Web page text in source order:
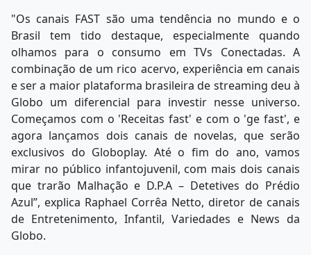
"Os canais FAST são uma tendência no mundo e o
Brasil tem tido destaque, especialmente quando
olhamos para o consumo em TVs Conectadas. A
combinação de um rico acervo, experiência em canais
e ser a maior plataforma brasileira de streaming deu à
Globo um diferencial para investir nesse universo.
Começamos com o 'Receitas fast' e com o 'ge fast', e
agora lançamos dois canais de novelas, que serão
exclusivos do Globoplay. Até o fim do ano, vamos
mirar no público infantojuvenil, com mais dois canais
que trarão Malhação e D.P.A – Detetives do Prédio
Azul”, explica Raphael Corrêa Netto, diretor de canais
de Entretenimento, Infantil, Variedades e News da
Globo.